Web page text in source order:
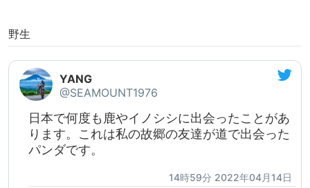
野生
YANG
@SEAMOUNT1976
日本で何度も鹿やイノシシに出会ったことがあ
ります。これは私の故郷の友達が道で出会った
パンダです。
14時59分 2022年04月14日